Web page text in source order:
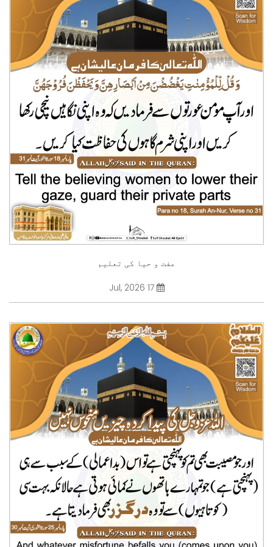
عفت و حیا کی تعلیم
17 Jul, 2026